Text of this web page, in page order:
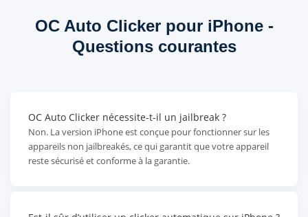
OC Auto Clicker pour iPhone -
Questions courantes
OC Auto Clicker nécessite-t-il un jailbreak ?
Non. La version iPhone est conçue pour fonctionner sur les
appareils non jailbreakés, ce qui garantit que votre appareil
reste sécurisé et conforme à la garantie.